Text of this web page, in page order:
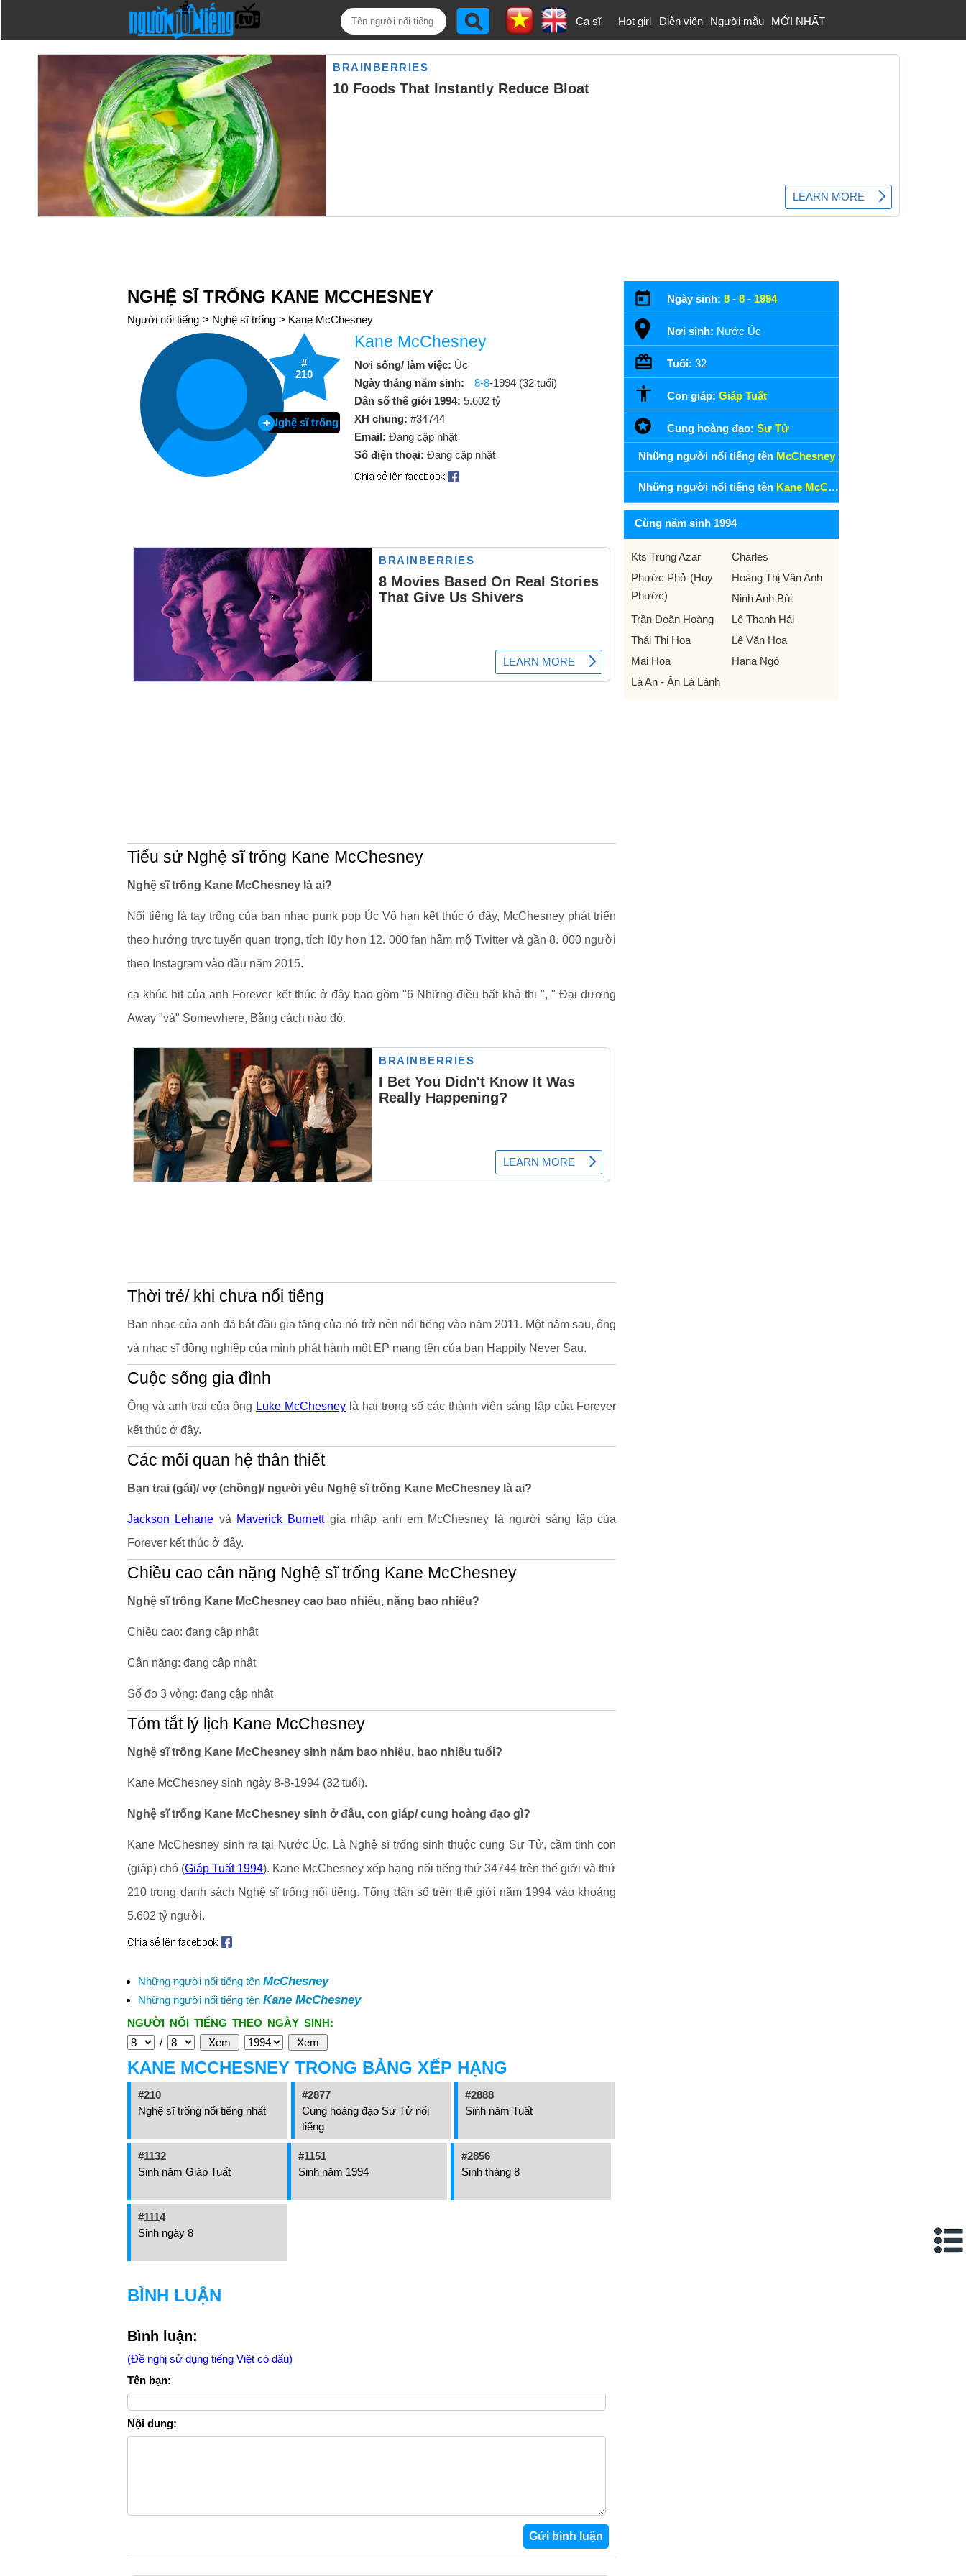
Ca sĩ Hot girl Diễn viên Người mẫu MỚI NHẤT
NGHỆ SĨ TRỐNG KANE MCCHESNEY
Người nổi tiếng > Nghệ sĩ trống > Kane McChesney
#
210
Nghệ sĩ trống
Kane McChesney
Nơi sống/ làm việc: Úc
Ngày tháng năm sinh:
8-8-1994 (32 tuổi)
Dân số thế giới 1994: 5.602 tỷ
XH chung: #34744
Email: Đang cập nhật
Số điện thoại: Đang cập nhật
Tiểu sử Nghệ sĩ trống Kane McChesney
Nghệ sĩ trống Kane McChesney là ai?
Nổi tiếng là tay trống của ban nhạc punk pop Úc Vô hạn kết thúc ở đây, McChesney phát triển
theo hướng trực tuyến quan trọng, tích lũy hơn 12. 000 fan hâm mộ Twitter và gần 8. 000 người
theo Instagram vào đầu năm 2015.
ca khúc hit của anh Forever kết thúc ở đây bao gồm "6 Những điều bất khả thi ", " Đại dương
Away "và" Somewhere, Bằng cách nào đó.
Thời trẻ/ khi chưa nổi tiếng
Ban nhạc của anh đã bắt đầu gia tăng của nó trở nên nổi tiếng vào năm 2011. Một năm sau, ông
và nhạc sĩ đồng nghiệp của mình phát hành một EP mang tên của bạn Happily Never Sau.
Cuộc sống gia đình
Ông và anh trai của ông Luke McChesney là hai trong số các thành viên sáng lập của Forever
kết thúc ở đây.
Các mối quan hệ thân thiết
Bạn trai (gái)/ vợ (chồng)/ người yêu Nghệ sĩ trống Kane McChesney là ai?
Jackson Lehane và Maverick Burnettgia nhập anh em McChesney là người sáng lập của
Forever kết thúc ở đây.
Chiều cao cân nặng Nghệ sĩ trống Kane McChesney
Nghệ sĩ trống Kane McChesney cao bao nhiêu, nặng bao nhiêu?
Chiều cao: đang cập nhật
Cân nặng: đang cập nhật
Số đo 3 vòng: đang cập nhật
Tóm tắt lý lịch Kane McChesney
Nghệ sĩ trống Kane McChesney sinh năm bao nhiêu, bao nhiêu tuổi?
Kane McChesney sinh ngày 8-8-1994 (32 tuổi).
Nghệ sĩ trống Kane McChesney sinh ở đâu, con giáp/ cung hoàng đạo gì?
Kane McChesney sinh ra tại Nước Úc. Là Nghệ sĩ trống sinh thuộc cung Sư Tử, cầm tinh con
(giáp) chó (Giáp Tuất 1994). Kane McChesney xếp hạng nổi tiếng thứ 34744 trên thế giới và thứ
210 trong danh sách Nghệ sĩ trống nổi tiếng. Tổng dân số trên thế giới năm 1994 vào khoảng
5.602 tỷ người.
Những người nổi tiếng tên McChesney
Những người nổi tiếng tên Kane McChesney
NGƯỜI NỔI TIẾNG THEO NGÀY SINH:
/
KANE MCCHESNEY TRONG BẢNG XẾP HẠNG
#210
Nghệ sĩ trống nổi tiếng nhất
#2877
Cung hoàng đạo Sư Tử nổi
tiếng
#2888
Sinh năm Tuất
#1132
Sinh năm Giáp Tuất
#1151
Sinh năm 1994
#2856
Sinh tháng 8
#1114
Sinh ngày 8
BÌNH LUẬN
Bình luận:
(Đề nghị sử dụng tiếng Việt có dấu)
Tên bạn:
Nội dung:
Ngày sinh: 8 - 8 - 1994
Nơi sinh: Nước Úc
Tuổi: 32
Con giáp: Giáp Tuất
Cung hoàng đạo: Sư Tử
Những người nổi tiếng tên McChesney
Những người nổi tiếng tên Kane McChesney
Cùng năm sinh 1994
Kts Trung Azar
Charles
Phước Phở (Huy
Phước)
Hoàng Thị Vân Anh
Ninh Anh Bùi
Trần Doãn Hoàng
Lê Thanh Hải
Thái Thị Hoa
Lê Văn Hoa
Mai Hoa
Hana Ngô
Là An - Ăn Là Lành